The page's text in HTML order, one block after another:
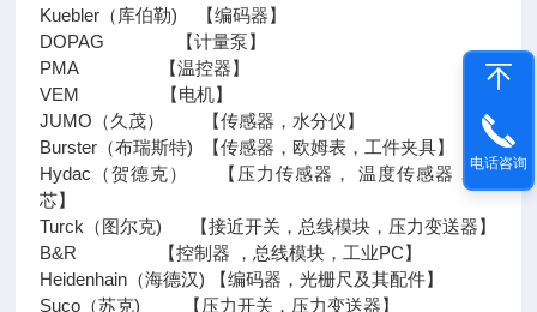
Kuebler（库伯勒) 【编码器】
DOPAG 【计量泵】
PMA 【温控器】
VEM 【电机】
JUMO（久茂） 【传感器，水分仪】
Burster（布瑞斯特) 【传感器，欧姆表，工件夹具】
Hydac（贺德克） 【压力传感器， 温度传感器， 滤
芯】
Turck（图尔克) 【接近开关，总线模块，压力变送器】
B&R 【控制器 ，总线模块，工业PC】
Heidenhain（海德汉) 【编码器，光栅尺及其配件】
Suco（苏克) 【压力开关，压力变送器】
电话咨询